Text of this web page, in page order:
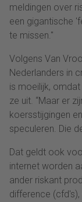
meldingen over
een gigantische
te missen."
Volgens Van
Nederlanders in
is moeilijk,
ze uit. “Maar er
koersstijgingen
speculeren. Die
Dat geldt ook
internet worden
ander riskant
difference